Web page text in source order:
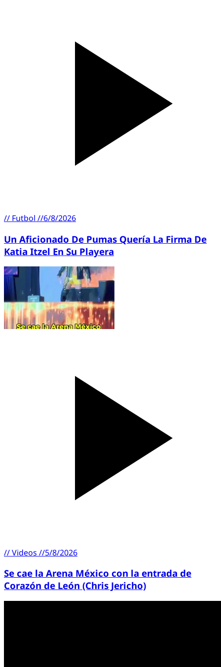
// Futbol //6/8/2026
Un Aficionado De Pumas Quería La Firma De
Katia Itzel En Su Playera
//Videos //5/8/2026
Se cae la Arena México con la entrada de
Corazón de León (Chris Jericho)